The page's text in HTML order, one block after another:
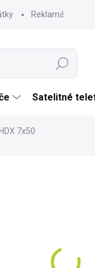
Reklamácia
Hľadať
Satelitné
7x50